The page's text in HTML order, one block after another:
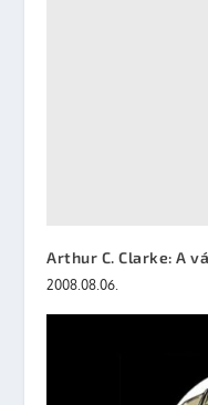
Arthur C. Clarke: A
2008.08.06.